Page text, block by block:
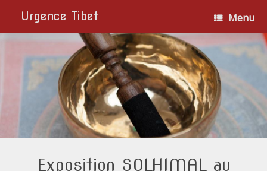
Urgence Tibet Menu
Exposition SOLHIMAL au